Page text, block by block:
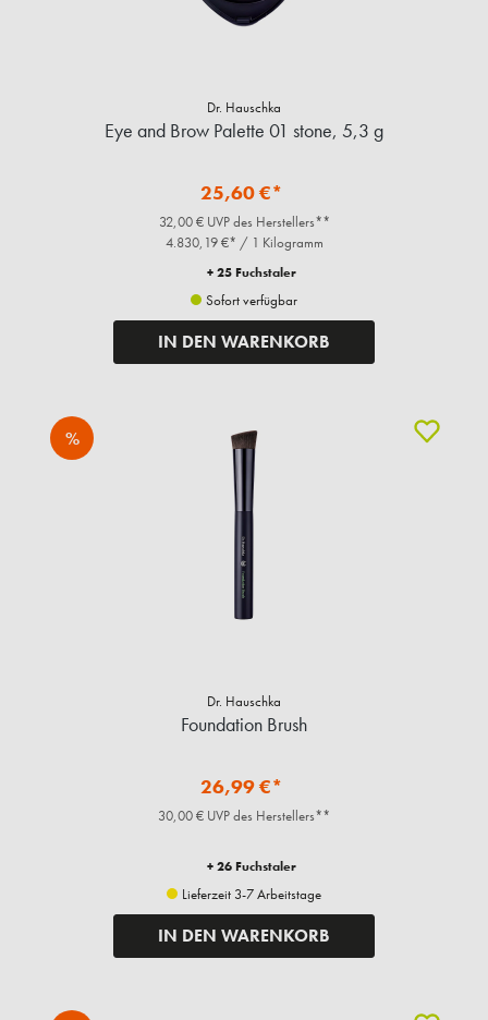
Dr. Hauschka
Eye and Brow Palette 01 stone, 5,3 g
25,60 €*
32,00 € UVP des Herstellers**
4.830,19 €* / 1 Kilogramm
+ 25 Fuchstaler
Sofort verfügbar
IN DEN WARENKORB
%
Dr. Hauschka
Foundation Brush
26,99 €*
30,00 € UVP des Herstellers**
+ 26 Fuchstaler
Lieferzeit 3-7 Arbeitstage
IN DEN WARENKORB